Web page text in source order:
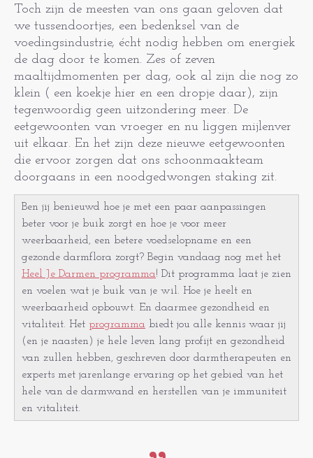
Toch zijn de meesten van ons gaan geloven dat
we tussendoortjes, een bedenksel van de
voedingsindustrie, écht nodig hebben om energiek
de dag door te komen. Zes of zeven
maaltijdmomenten per dag, ook al zijn die nog zo
klein ( een koekje hier en een dropje daar), zijn
tegenwoordig geen uitzondering meer. De
eetgewoonten van vroeger en nu liggen mijlenver
uit elkaar. En het zijn deze nieuwe eetgewoonten
die ervoor zorgen dat ons schoonmaakteam
doorgaans in een noodgedwongen staking zit.
Ben jij benieuwd hoe je met een paar aanpassingen
beter voor je buik zorgt en hoe je voor meer
weerbaarheid, een betere voedselopname en een
gezonde darmflora zorgt? Begin vandaag nog met het
Heel Je Darmen programma! Dit programma laat je zien
en voelen wat je buik van je wil. Hoe je heelt en
weerbaarheid opbouwt. En daarmee gezondheid en
vitaliteit. Het programma biedt jou alle kennis waar jij
(en je naasten) je hele leven lang profijt en gezondheid
van zullen hebben, geschreven door darmtherapeuten en
experts met jarenlange ervaring op het gebied van het
hele van de darmwand en herstellen van je immuniteit
en vitaliteit.